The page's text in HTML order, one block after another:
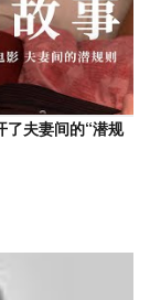
了夫妻间的“潜规